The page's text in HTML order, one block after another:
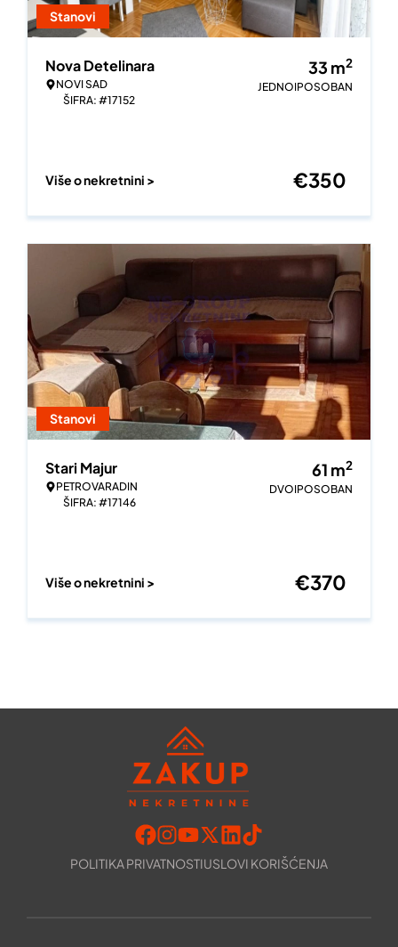
Stanovi
Nova Detelinara
NOVI SAD
ŠIFRA: #17152
33 m2
JEDNOIPOSOBAN
Više o nekretnini > €350
Stanovi
Stari Majur
PETROVARADIN
ŠIFRA: #17146
61 m2
DVOIPOSOBAN
Više o nekretnini > €370
POLITIKA PRIVATNOSTIUSLOVI KORIŠĆENJA